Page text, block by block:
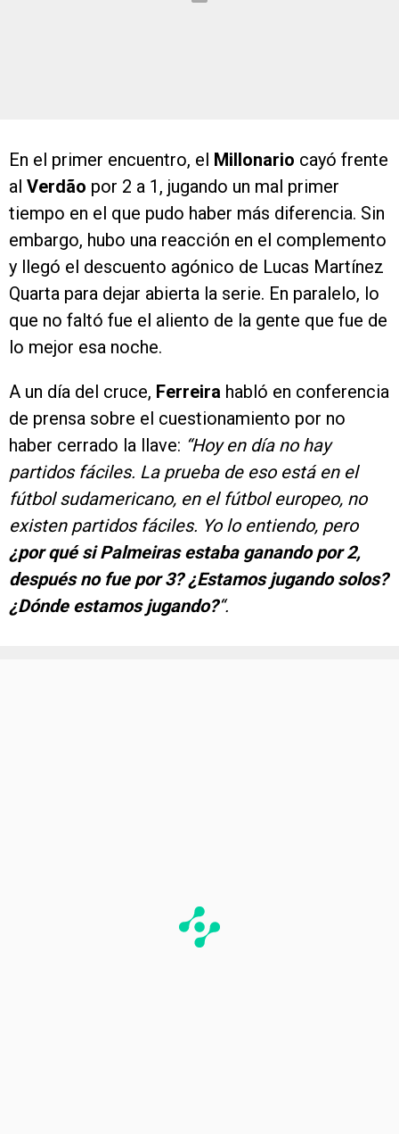
En el primer encuentro, el Millonario cayó frente
al Verdão por 2 a 1, jugando un mal primer
tiempo en el que pudo haber más diferencia. Sin
embargo, hubo una reacción en el complemento
y llegó el descuento agónico de Lucas Martínez
Quarta para dejar abierta la serie. En paralelo, lo
que no faltó fue el aliento de la gente que fue de
lo mejor esa noche.
A un día del cruce, Ferreira habló en conferencia
de prensa sobre el cuestionamiento por no
haber cerrado la llave: “Hoy en día no hay
partidos fáciles. La prueba de eso está en el
fútbol sudamericano, en el fútbol europeo, no
existen partidos fáciles. Yo lo entiendo, pero
¿por qué si Palmeiras estaba ganando por 2,
después no fue por 3? ¿Estamos jugando solos?
¿Dónde estamos jugando?“.